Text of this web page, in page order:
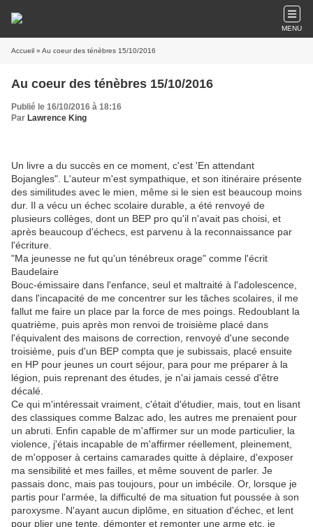
MENU
Accueil » Au coeur des ténèbres 15/10/2016
Au coeur des ténèbres 15/10/2016
Publié le 16/10/2016 à 18:16
Par Lawrence King
Un livre a du succès en ce moment, c'est 'En attendant
Bojangles". L'auteur m'est sympathique, et son itinéraire présente
des similitudes avec le mien, même si le sien est beaucoup moins
dur. Il a vécu un échec scolaire durable, a été renvoyé de
plusieurs collèges, dont un BEP pro qu'il n'avait pas choisi, et
après beaucoup d'échecs, est parvenu à la reconnaissance par
l'écriture.
"Ma jeunesse ne fut qu'un ténébreux orage" comme l'écrit
Baudelaire
Bouc-émissaire dans l'enfance, seul et maltraité à l'adolescence,
dans l'incapacité de me concentrer sur les tâches scolaires, il me
fallut me faire un place par la force de mes poings. Redoublant la
quatrième, puis après mon renvoi de troisième placé dans
l'équivalent des maisons de correction, renvoyé d'une seconde
troisième, puis d'un BEP compta que je subissais, placé ensuite
en HP pour jeunes un court séjour, para pour me préparer à la
légion, puis reprenant des études, je n'ai jamais cessé d'être
décalé.
Ce qui m'intéressait vraiment, c'était d'étudier, mais, tout en lisant
des classiques comme Balzac ado, les autres me prenaient pour
un abruti. Enfin capable de m'affirmer sur un mode particulier, la
violence, j'étais incapable de m'affirmer réellement, pleinement,
de m'opposer à certains camarades quitte à déplaire, d'exposer
ma sensibilité et mes failles, et même souvent de parler. Je
passais donc, mais pas toujours, pour un imbécile. Or, lorsque je
partis pour l'armée, la difficulté de ma situation fut poussée à son
paroxysme. N'ayant aucun diplôme, en situation d'échec, et lent
pour plier une tente, démonter et remonter une arme etc, je